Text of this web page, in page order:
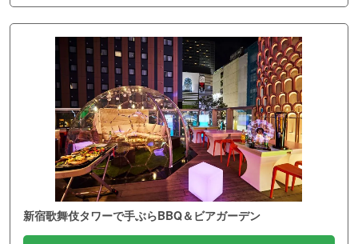
新宿歌舞伎タワーで手ぶらBBQ＆ビアガーデン